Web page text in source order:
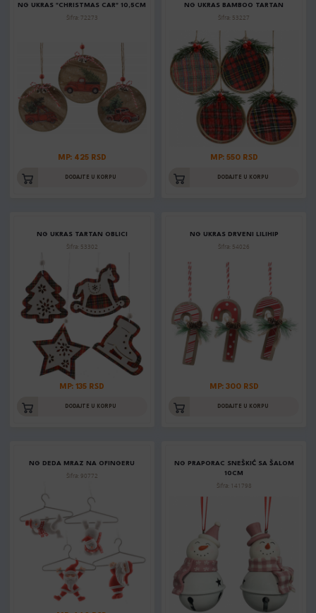
NG UKRAS "CHRISTMAS CAR" 10,5CM
Šifra: 72273
MP: 425 RSD
DODAJTE U KORPU
NG UKRAS BAMBOO TARTAN
Šifra: 53227
MP: 550 RSD
DODAJTE U KORPU
NG UKRAS TARTAN OBLICI
Šifra: 53302
MP: 135 RSD
DODAJTE U KORPU
NG UKRAS DRVENI LILIHIP
Šifra: 54026
MP: 300 RSD
DODAJTE U KORPU
NG DEDA MRAZ NA OFINGERU
Šifra: 90772
NG PRAPORAC SNEŠKIĆ SA ŠALOM
10CM
Šifra: 141798